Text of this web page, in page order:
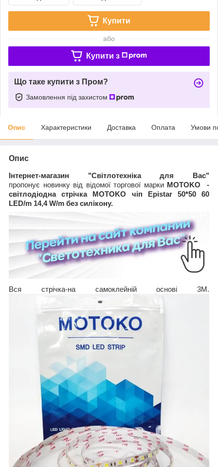
Купити
або
Купити з
Що таке купити з Пром?
Замовлення під захистом
Опис Характеристики Доставка Оплата Умови
Опис
Інтернет-магазин "Світлотехніка для Вас"
пропонує новинку від відомої торгової марки MOTOKO
-
світлодіодна стрічка MOTOKO чіп Epistar 50*50 60
LED/m 14,4 W/m без силікону.
Вся стрічка-на самоклейній основі 3М.